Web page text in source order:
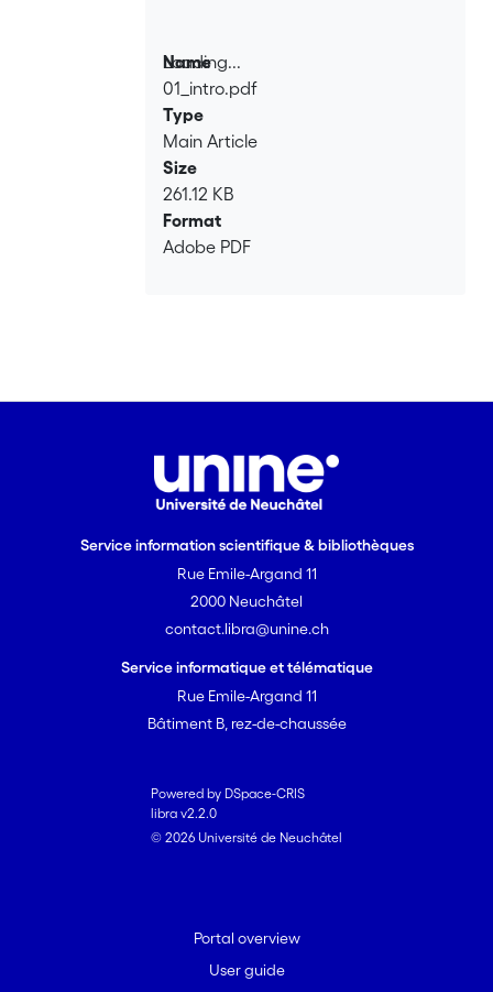
Loading...
Loading...
Name
01_intro.pdf
Type
Main Article
Size
261.12 KB
Format
Adobe PDF
Service information scientifique & bibliothèques
Rue Emile-Argand 11
2000 Neuchâtel
contact.libra@unine.ch
Service informatique et télématique
Rue Emile-Argand 11
Bâtiment B, rez-de-chaussée
Powered by DSpace-CRIS
libra v2.2.0
© 2026 Université de Neuchâtel
Portal overview
User guide